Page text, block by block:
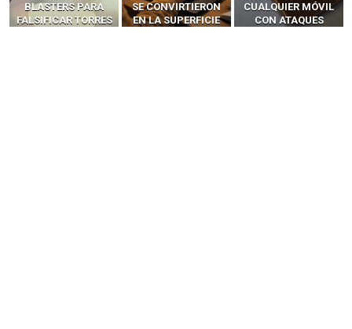
SE CONVIRTIERON
EN LA SUPERFICIE
CUALQUIER MÓVIL
CON ATAQUES
MÓVILES SIN
‘HACKEAR’ — EL